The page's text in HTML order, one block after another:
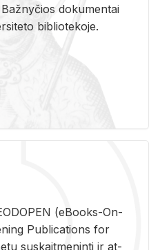
dokumentai
bibliotekoje.
(eBo­oks-On-
Pub­li­ca­tions for
su­skait­me­nin­ti ir at­